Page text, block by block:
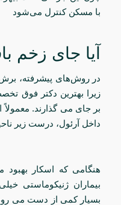
با مسکن کنترل می‌شود
آیا جای زخم
در روش‌های پیشرفته،
زیرا بهترین دکتر فوق
داخل آرئول، درست زیر
هنگامی که اسکار بهبود
بیماران ژنیکوماستی
بسیار کمی از دست می